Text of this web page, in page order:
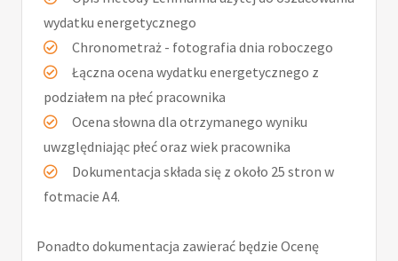
wydatku energetycznego
Chronometraż - fotografia dnia roboczego
Łączna ocena wydatku energetycznego z
podziałem na płeć pracownika
Ocena słowna dla otrzymanego wyniku
uwzględniając płeć oraz wiek pracownika
Dokumentacja składa się z około 25 stron w
fotmacie A4.
Ponadto dokumentacja zawierać będzie Ocenę